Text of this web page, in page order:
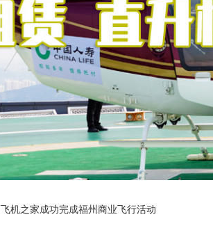
飞机之家成功完成福州商业飞行活动